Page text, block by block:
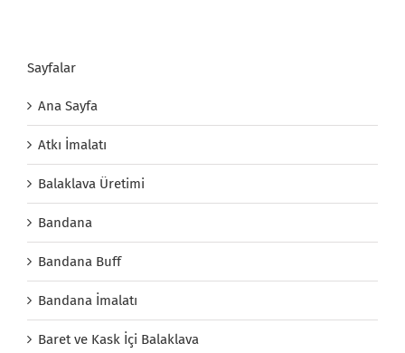
Sayfalar
Ana Sayfa
Atkı İmalatı
Balaklava Üretimi
Bandana
Bandana Buff
Bandana İmalatı
Baret ve Kask İçi Balaklava